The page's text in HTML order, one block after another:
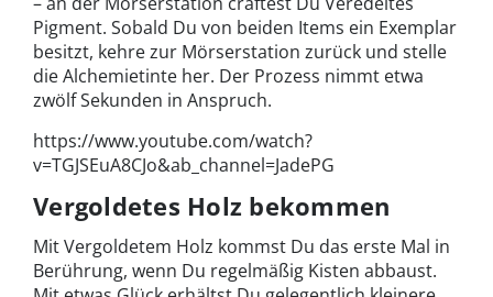
Pigment. Sobald Du von beiden Items ein Exemplar
besitzt, kehre zur Mörserstation zurück und stelle
die Alchemietinte her. Der Prozess nimmt etwa
zwölf Sekunden in Anspruch.
https://www.youtube.com/watch?
v=TGJSEuA8CJo&ab_channel=JadePG
Vergoldetes Holz bekommen
Mit Vergoldetem Holz kommst Du das erste Mal in
Berührung, wenn Du regelmäßig Kisten abbaust.